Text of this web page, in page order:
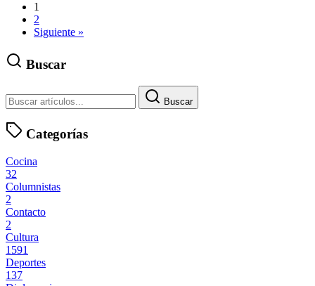
1
2
Siguiente »
Buscar
Buscar
Categorías
Cocina
32
Columnistas
2
Contacto
2
Cultura
1591
Deportes
137